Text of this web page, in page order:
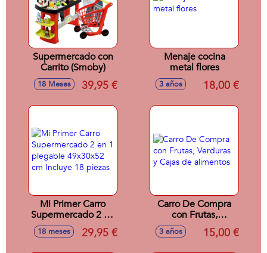
Supermercado con
Carrito (Smoby)
18 Meses 39,95 €
Menaje cocina
metal flores
3 años 18,00 €
Mi Primer Carro
Supermercado 2 en
1 plegable
49x30x52 cm
18 meses 29,95 €
Carro De Compra
con Frutas,
Verduras y Cajas de
alimentos
3 años 15,00 €